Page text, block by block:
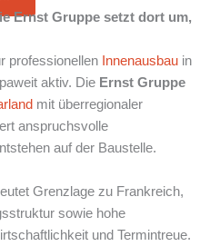
Ernst Gruppe setzt dort um,
professionellen Innenausbau in
aktiv. Die Ernst Gruppe
mit überregionaler
anspruchsvolle
auf der Baustelle.
Grenzlage zu Frankreich,
sowie hohe
und Termintreue.